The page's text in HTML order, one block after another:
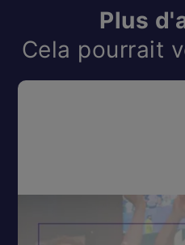
Plus
Cela pourrait